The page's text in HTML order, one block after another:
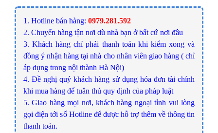
1. Hotline bán hàng: 0979.281.592
2. Chuyển hàng tận nơi dù nhà bạn ở bất cứ nơi đâu
3. Khách hàng chỉ phải thanh toán khi kiểm xong và
đồng ý nhận hàng tại nhà cho nhân viên giao hàng ( chỉ
áp dụng trong nội thành Hà Nội)
4. Đề nghị quý khách hàng sử dụng hóa đơn tài chính
khi mua hàng để tuân thủ quy định của pháp luật
5. Giao hàng mọi nơi, khách hàng ngoại tỉnh vui lòng
gọi điện tới số Hotline để được hỗ trợ thêm về thông tin
thanh toán.